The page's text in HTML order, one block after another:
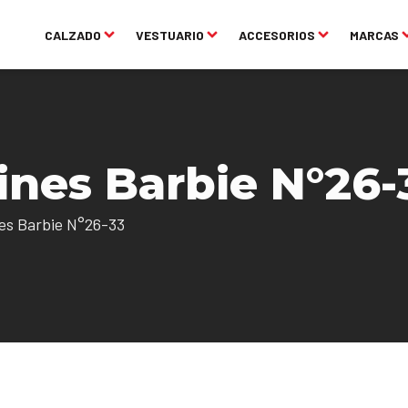
CALZADO VESTUARIO ACCESORIOS MARCAS
Barbie N°26-
Barbie N°26-33